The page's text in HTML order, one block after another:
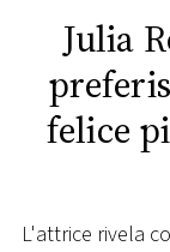
RADIO
WEB
RADIO
Julia
felice
L'attrice rivela